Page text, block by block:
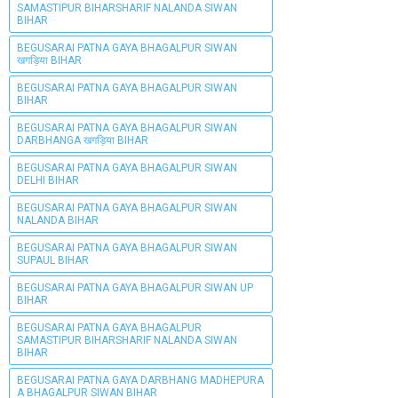
SAMASTIPUR BIHARSHARIF NALANDA SIWAN
BIHAR
BEGUSARAI PATNA GAYA BHAGALPUR SIWAN
खगड़िया BIHAR
BEGUSARAI PATNA GAYA BHAGALPUR SIWAN
BIHAR
BEGUSARAI PATNA GAYA BHAGALPUR SIWAN
DARBHANGA खगड़िया BIHAR
BEGUSARAI PATNA GAYA BHAGALPUR SIWAN
DELHI BIHAR
BEGUSARAI PATNA GAYA BHAGALPUR SIWAN
NALANDA BIHAR
BEGUSARAI PATNA GAYA BHAGALPUR SIWAN
SUPAUL BIHAR
BEGUSARAI PATNA GAYA BHAGALPUR SIWAN UP
BIHAR
BEGUSARAI PATNA GAYA BHAGALPUR
SAMASTIPUR BIHARSHARIF NALANDA SIWAN
BIHAR
BEGUSARAI PATNA GAYA DARBHANG MADHEPURA
A BHAGALPUR SIWAN BIHAR